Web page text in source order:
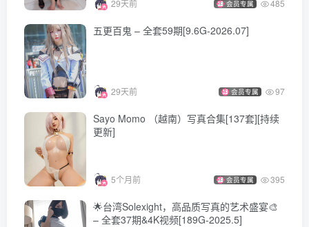
29天前 会员专属 485
五更百鬼 – 全套59期[9.6G-2026.07]
29天前 会员专属 97
Sayo Momo （越南）写真合集[137套][持续
更新]
5个月前 会员专属 395
🌟台湾Solexight，高品质写真的艺术盛宴🎨
– 全套37期&4K视频[189G-2025.5]